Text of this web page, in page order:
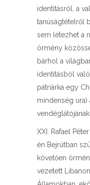
identitásról, a
tanúságtételről
sem létezhet a
örmény
bárhol a
identitásból
pátriárka egy
mindenség
vendéglátójának.
XXI. Rafael
én Bejrútban
követően
vezetett